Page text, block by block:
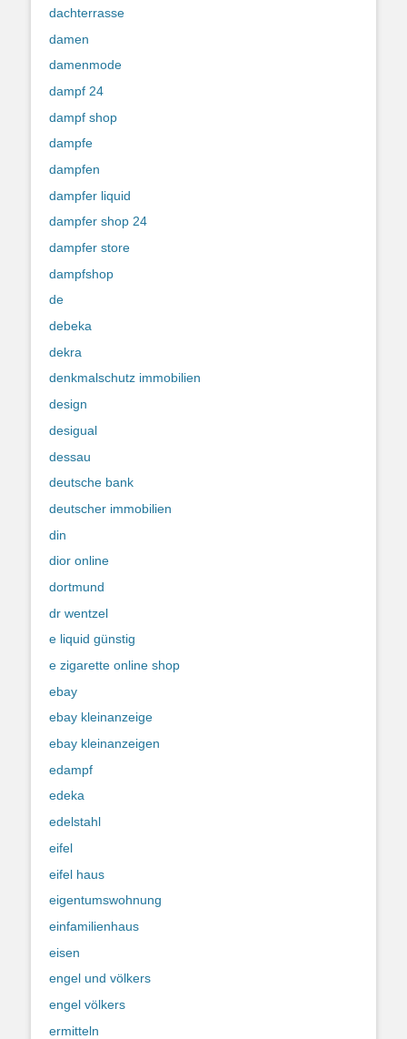
dachterrasse
damen
damenmode
dampf 24
dampf shop
dampfe
dampfen
dampfer liquid
dampfer shop 24
dampfer store
dampfshop
de
debeka
dekra
denkmalschutz immobilien
design
desigual
dessau
deutsche bank
deutscher immobilien
din
dior online
dortmund
dr wentzel
e liquid günstig
e zigarette online shop
ebay
ebay kleinanzeige
ebay kleinanzeigen
edampf
edeka
edelstahl
eifel
eifel haus
eigentumswohnung
einfamilienhaus
eisen
engel und völkers
engel völkers
ermitteln